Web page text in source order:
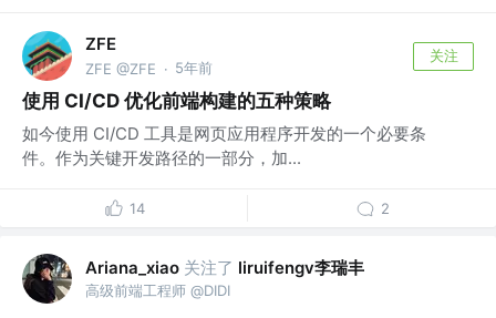
ZFE
ZFE @ZFE · 5年前
关注
使用 CI/CD 优化前端构建的五种策略
如今使用 CI/CD 工具是网页应用程序开发的一个必要条
件。作为关键开发路径的一部分，加...
14 2
Ariana_xiao 关注了 liruifengv李瑞丰
高级前端工程师 @DIDI